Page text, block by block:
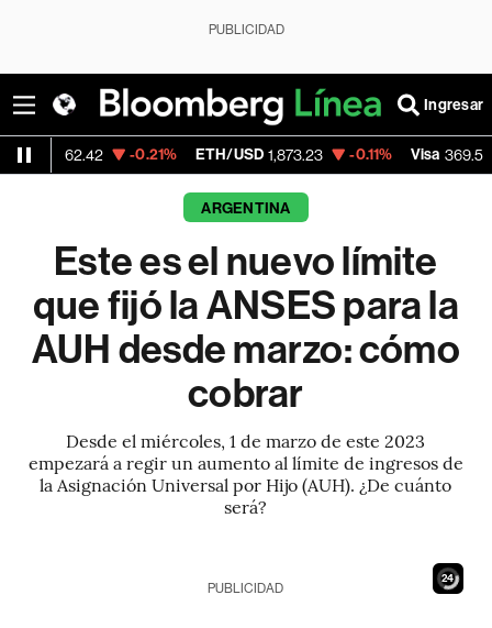
PUBLICIDAD
Ingresar
-0.21% ETH/USD 1,873.23 -0.11% Visa 369.59 +1.07%
ARGENTINA
Este es el nuevo límite
que fijó la ANSES para la
AUH desde marzo: cómo
cobrar
Desde el miércoles, 1 de marzo de este 2023
empezará a regir un aumento al límite de ingresos de
la Asignación Universal por Hijo (AUH). ¿De cuánto
será?
23
PUBLICIDAD